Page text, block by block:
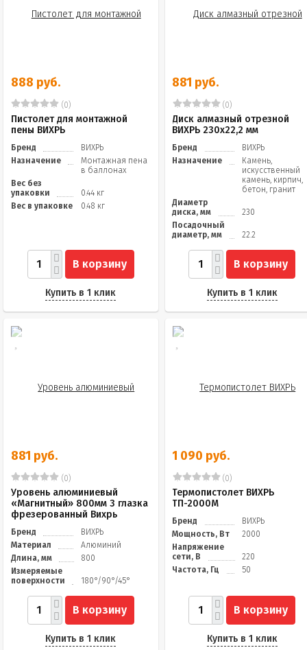
888 руб.
(0)
Пистолет для монтажной
пены ВИХРЬ
Бренд
ВИХРЬ
Назначение
Монтажная пена
в баллонах
Вес без
упаковки
0.44 кг
Вес в упаковке
0.48 кг
В корзину
Купить в 1 клик
881 руб.
(0)
Диск алмазный отрезной
ВИХРЬ 230х22,2 мм
Бренд
ВИХРЬ
Назначение
Камень,
искусственный
камень, кирпич,
бетон, гранит
Диаметр
диска, мм
230
Посадочный
диаметр, мм
22.2
В корзину
Купить в 1 клик
881 руб.
(0)
Уровень алюминиевый
«Магнитный» 800мм 3 глазка
фрезерованный Вихрь
Бренд
ВИХРЬ
Материал
Алюминий
Длина, мм
800
Измеряемые
поверхности
180°/90°/45°
В корзину
Купить в 1 клик
1 090 руб.
(0)
Термопистолет ВИХРЬ
ТП-2000М
Бренд
ВИХРЬ
Мощность, Вт
2000
Напряжение
сети, В
220
Частота, Гц
50
В корзину
Купить в 1 клик